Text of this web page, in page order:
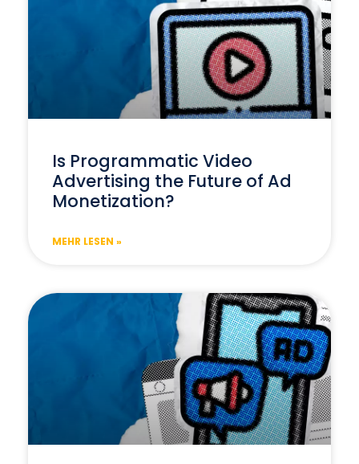
Is Programmatic Video
Advertising the Future of Ad
Monetization?
MEHR LESEN »